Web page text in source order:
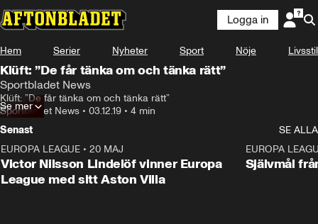
Logga in
Hem Serier Nyheter Sport Nöje Livsstil
Klüft: ”De får tänka om och tänka rätt”
Sportbladet News
Klüft: ”De får tänka om och tänka rätt”
Sportbladet News • 03.12.19 • 4 min
Se mer
Senast
SE ALLA
EUROPA LEAGUE • 20 MAJ
Victor Nilsson Lindelöf vinner Europa
League med sitt Aston Villa
EUROPA
Självmål